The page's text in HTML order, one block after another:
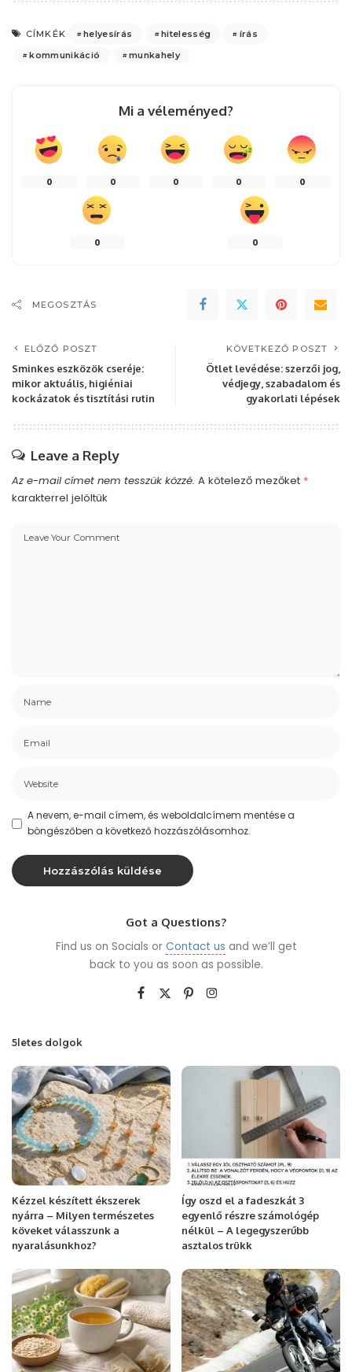
CÍMKÉK helyesírás hitelesség
írás
kommunikáció
munkahely
Mi a véleményed?
0 0 0 0 0
0 0
MEGOSZTÁS
ELŐZŐ POSZT
Sminkes eszközök cseréje:
mikor aktuális, higiéniai
kockázatok és tisztítási rutin
KÖVETKEZŐ POSZT
Ötlet levédése: szerzői jog,
védjegy, szabadalom és
gyakorlati lépések
Leave a Reply
Az e-mail címet nem tesszük közzé. A kötelező mezőket *
karakterrel jelöltük
A nevem, e-mail címem, és weboldalcímem mentése a
böngészőben a következő hozzászólásomhoz.
Got a Questions?
Find us on Socials or Contact us and we’ll get
back to you as soon as possible.
5letes dolgok
Kézzel készített ékszerek
nyárra – Milyen természetes
köveket válasszunk a
nyaralásunkhoz?
Így oszd el a fadeszkát 3
egyenlő részre számológép
nélkül – A legegyszerűbb
asztalos trükk